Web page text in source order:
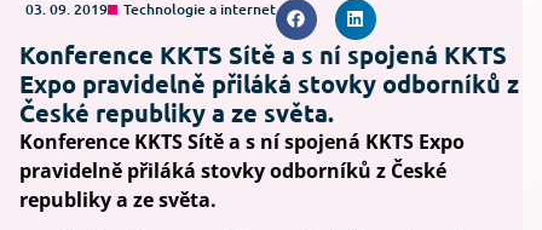
03. 09. 2019 Technologie a internet
Konference KKTS Sítě a s ní spojená KKTS
Expo pravidelně přiláká stovky odborníků z
České republiky a ze světa.
Konference KKTS Sítě a s ní spojená KKTS Expo
pravidelně přiláká stovky odborníků z České
republiky a ze světa.